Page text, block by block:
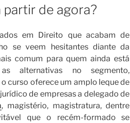
partir de agora?
em Direito que acabam de
se veem hesitantes diante da
comum para quem ainda está
alternativas no segmento,
curso oferece um amplo leque de
de empresas a delegado de
, magistério, magistratura, dentre
que o recém-formado se